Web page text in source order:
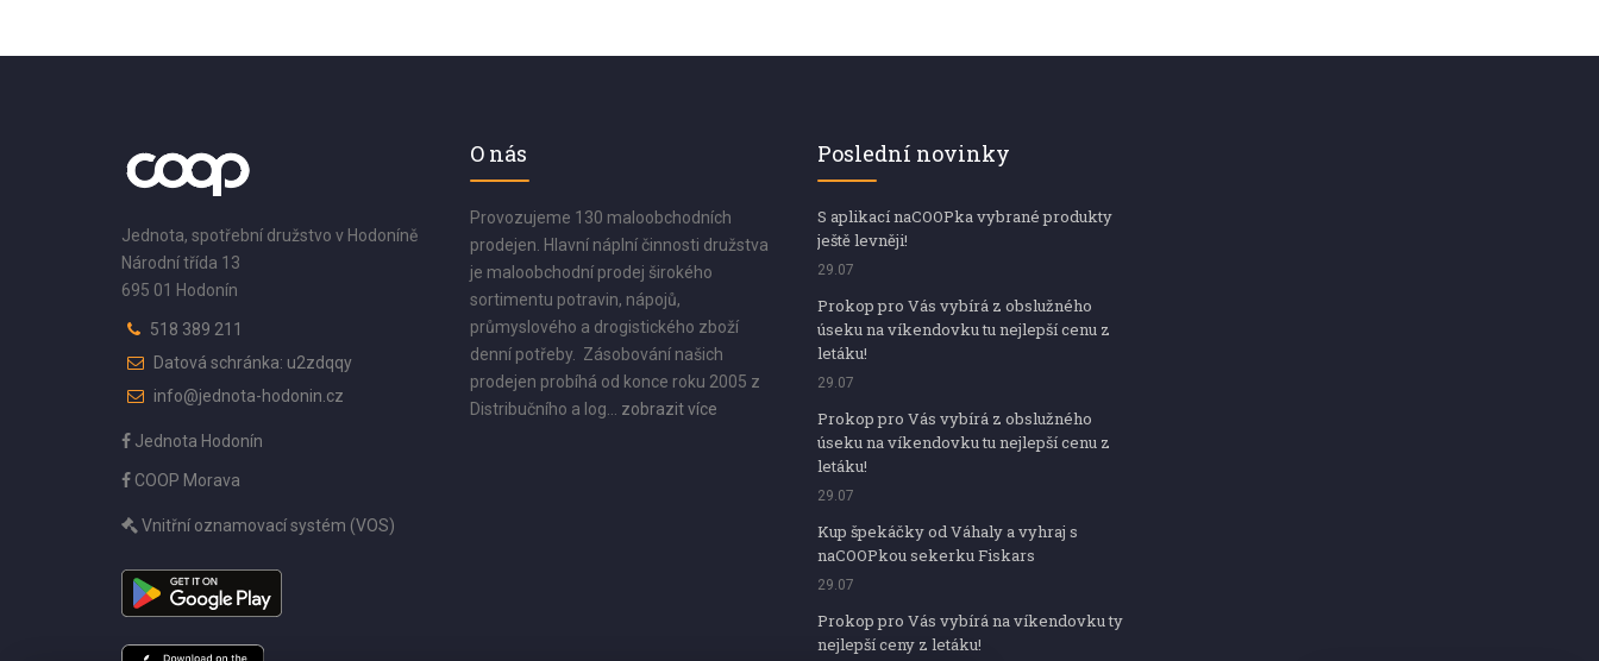
Jednota, spotřební družstvo v Hodoníně
Národní třída 13
695 01 Hodonín
518 389 211
Datová schránka: u2zdqqy
info@jednota-hodonin.cz
Jednota Hodonín
COOP Morava
Vnitřní oznamovací systém (VOS)
O nás
Provozujeme 130 maloobchodních
prodejen. Hlavní náplní činnosti družstva
je maloobchodní prodej širokého
sortimentu potravin, nápojů,
průmyslového a drogistického zboží
denní potřeby. Zásobování našich
prodejen probíhá od konce roku 2005 z
Distribučního a log... zobrazit více
Poslední novinky
S aplikací naCOOPka vybrané produkty
ještě levněji!
29.07
Prokop pro Vás vybírá z obslužného
úseku na víkendovku tu nejlepší cenu z
letáku!
29.07
Prokop pro Vás vybírá z obslužného
úseku na víkendovku tu nejlepší cenu z
letáku!
29.07
Kup špekáčky od Váhaly a vyhraj s
naCOOPkou sekerku Fiskars
29.07
Prokop pro Vás vybírá na víkendovku ty
nejlepší ceny z letáku!